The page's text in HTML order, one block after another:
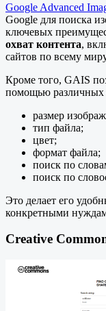
Google Advanced
Google для поиска
ключевых
охват контента,
сайтов по всему
Кроме того, GAIS
помощью различных
размер
тип файла;
цвет;
формат файла;
поиск по
поиск по
Это делает его
конкретными
Creative